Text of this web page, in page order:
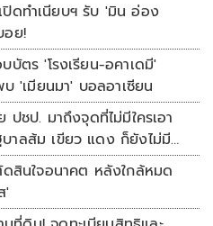
ดทำเนียบฯ รับ 'มิน อ่อง
อย!
บัตร 'โรงเรียน-อคาเดมี'
'เมียนมา' บอลอาเซียน
ปชป. มาถึงจุดที่ไม่มีใครเอา
าลส้ม เขียว แดง ก็ยังไม่มีฟ้า
ดสินใจอนาคต หลังใกล้หมด
'